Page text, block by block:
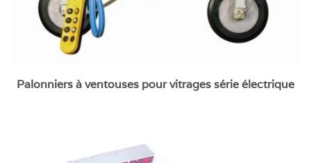
Palonniers à ventouses pour vitrages série électrique